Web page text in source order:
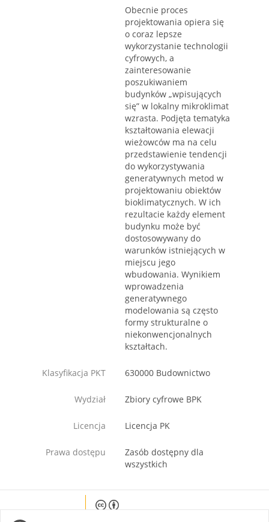
Obecnie proces
projektowania opiera się
o coraz lepsze
wykorzystanie technologii
cyfrowych, a
zainteresowanie
poszukiwaniem
budynków „wpisujących
się” w lokalny mikroklimat
wzrasta. Podjęta tematyka
kształtowania elewacji
wieżowców ma na celu
przedstawienie tendencji
do wykorzystywania
generatywnych metod w
projektowaniu obiektów
bioklimatycznych. W ich
rezultacie każdy element
budynku może być
dostosowywany do
warunków istniejących w
miejscu jego
wbudowania. Wynikiem
wprowadzenia
generatywnego
modelowania są często
formy strukturalne o
niekonwencjonalnych
kształtach.
Klasyfikacja PKT 630000 Budownictwo
Wydział Zbiory cyfrowe BPK
Licencja Licencja PK
Prawa dostępu
Zasób dostępny dla
wszystkich